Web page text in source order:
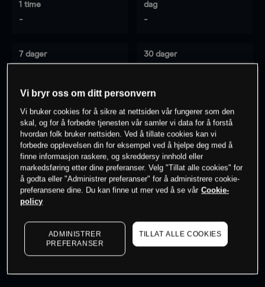
1 time
-
dag
-
7 dager 30 dager
0% av kunder erpå dette instrumentet
Søk om konto
Kursene er veiledende. to see latest market data
Vi bryr oss om ditt personvern
Vi bruker cookies for å sikre at nettsiden vår fungerer som den
skal, og for å forbedre tjenesten vår samler vi data for å forstå
hvordan folk bruker nettsiden. Ved å tillate cookies kan vi
forbedre opplevelsen din for eksempel ved å hjelpe deg med å
finne informasjon raskere, og skreddersy innhold eller
markedsføring etter dine preferanser. Velg "Tillat alle cookies" for
å godta eller "Administrer preferanser" for å administrere cookie-
preferansene dine. Du kan finne ut mer ved å se vår Cookie-
policy
ADMINISTRER
PREFERANSER
TILLAT ALLE COOKIES